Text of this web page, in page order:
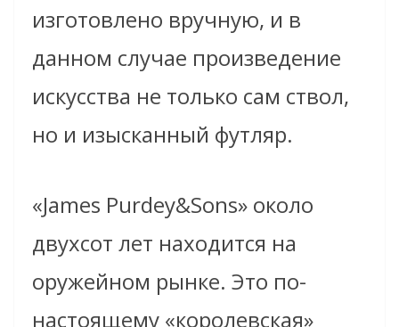
изготовлено вручную, и в
данном случае произведение
искусства не только сам ствол,
но и изысканный футляр.
«James Purdey&Sons» около
двухсот лет находится на
оружейном рынке. Это по-
настоящему «королевская»